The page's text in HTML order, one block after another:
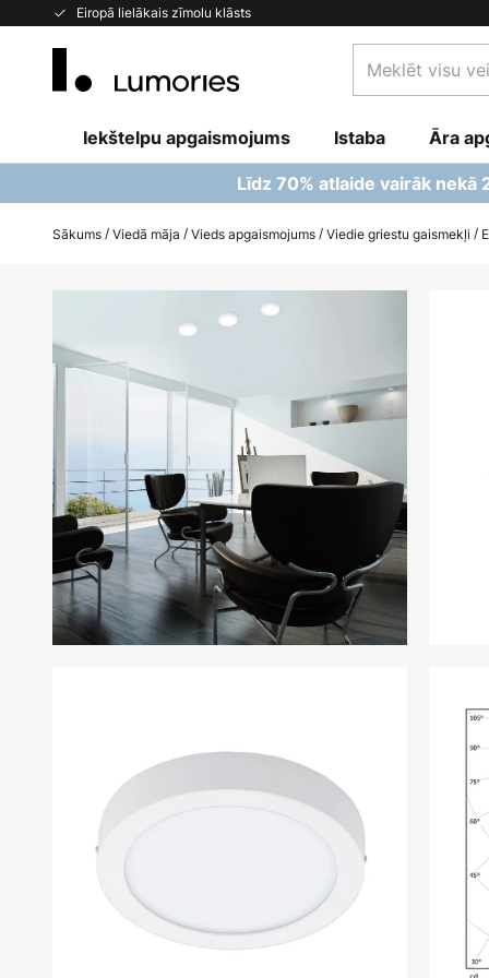
Eiropā lielākais zīmolu klāsts
Skip
visu
šeit...
Iekštelpu apgaismojums Istaba Āra
Līdz 70% atlaide vairāk nekā
Sākums Viedā māja Vieds apgaismojums Viedie griestu gaismekļi
galerijas
beigām